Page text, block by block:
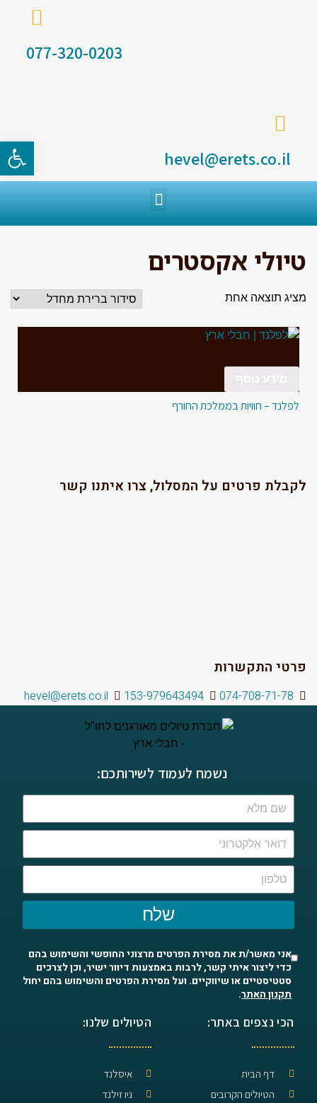
077-320-0203
hevel@erets.co.il
טיולי אקסטרים
מציג תוצאה אחת
לפלנד – חוויות בממלכת החורף
לקבלת פרטים על המסלול, צרו איתנו קשר
פרטי התקשרות
074-708-71-78
153-979643494
hevel@erets.co.il
נשמח לעמוד לשירותכם:
שלח
אני מאשר/ת את מסירת הפרטים מרצוני החופשי והשימוש בהם
כדי ליצור איתי קשר, לרבות באמצעות דיוור ישיר, וכן לצרכים
סטטיסטיים או שיווקיים. ועל מסירת הפרטים והשימוש בהם יחול
תקנון האתר.
הכי נצפים באתר:
דף הבית
הטיולים הקרובים
הטיולים שלנו:
איסלנד
ניו זילנד
פתח